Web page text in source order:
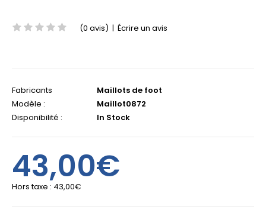
(0 avis) | Écrire un avis
Fabricants
Maillots de foot
Modèle :
Maillot0872
Disponibilité :
In Stock
43,00€
Hors taxe : 43,00€